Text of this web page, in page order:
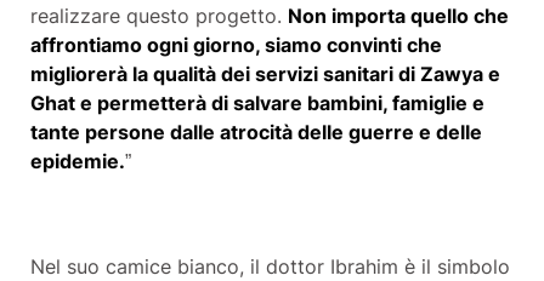
realizzare questo progetto. Non importa quello che
affrontiamo ogni giorno, siamo convinti che
migliorerà la qualità dei servizi sanitari di Zawya e
Ghat e permetterà di salvare bambini, famiglie e
tante persone dalle atrocità delle guerre e delle
epidemie.”
Nel suo camice bianco, il dottor Ibrahim è il simbolo